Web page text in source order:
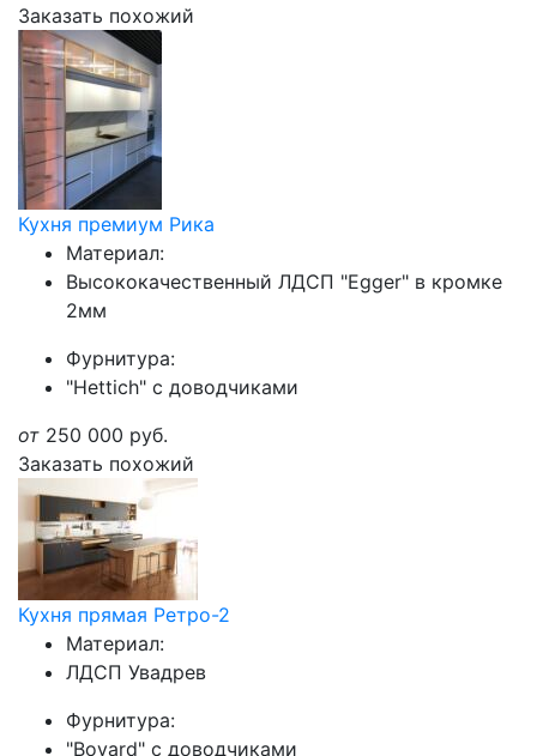
Заказать похожий
Кухня премиум Рика
Материал:
Высококачественный ЛДСП "Egger" в кромке
2мм
Фурнитура:
"Hettich" с доводчиками
от 250 000 руб.
Заказать похожий
Кухня прямая Ретро-2
Материал:
ЛДСП Увадрев
Фурнитура:
"Boyard" с доводчиками